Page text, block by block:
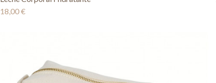
18,00 €